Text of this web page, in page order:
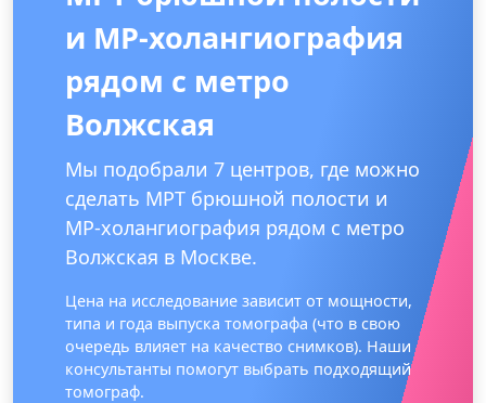
и МР-холангиография
рядом с метро
Волжская
Мы подобрали 7 центров, где можно
сделать МРТ брюшной полости и
МР-холангиография рядом с метро
Волжская в Москве.
Цена на исследование зависит от мощности,
типа и года выпуска томографа (что в свою
очередь влияет на качество снимков). Наши
консультанты помогут выбрать подходящий
томограф.